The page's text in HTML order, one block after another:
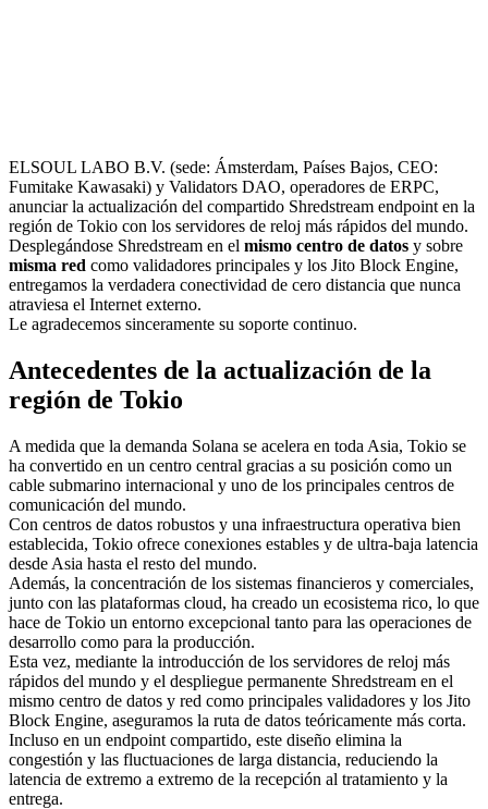
ELSOUL LABO B.V. (sede: Ámsterdam, Países Bajos, CEO:
Fumitake Kawasaki) y Validators DAO, operadores de ERPC,
anunciar la actualización del compartido Shredstream endpoint en la
región de Tokio con los servidores de reloj más rápidos del mundo.
Desplegándose Shredstream en el mismo centro de datos y sobre
misma red como validadores principales y los Jito Block Engine,
entregamos la verdadera conectividad de cero distancia que nunca
atraviesa el Internet externo.
Le agradecemos sinceramente su soporte continuo.
Antecedentes de la actualización de la
región de Tokio
A medida que la demanda Solana se acelera en toda Asia, Tokio se
ha convertido en un centro central gracias a su posición como un
cable submarino internacional y uno de los principales centros de
comunicación del mundo.
Con centros de datos robustos y una infraestructura operativa bien
establecida, Tokio ofrece conexiones estables y de ultra-baja latencia
desde Asia hasta el resto del mundo.
Además, la concentración de los sistemas financieros y comerciales,
junto con las plataformas cloud, ha creado un ecosistema rico, lo que
hace de Tokio un entorno excepcional tanto para las operaciones de
desarrollo como para la producción.
Esta vez, mediante la introducción de los servidores de reloj más
rápidos del mundo y el despliegue permanente Shredstream en el
mismo centro de datos y red como principales validadores y los Jito
Block Engine, aseguramos la ruta de datos teóricamente más corta.
Incluso en un endpoint compartido, este diseño elimina la
congestión y las fluctuaciones de larga distancia, reduciendo la
latencia de extremo a extremo de la recepción al tratamiento y la
entrega.